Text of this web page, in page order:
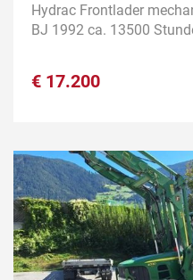
Hydrac Frontlader
BJ 1992 ca. 13500
€ 17.200